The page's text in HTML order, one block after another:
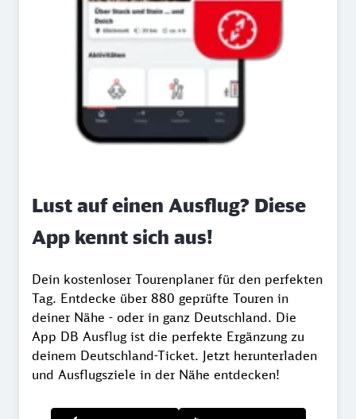
Lust auf einen Ausflug? Diese
App kennt sich aus!
Dein kostenloser Tourenplaner für den perfekten
Tag. Entdecke über 880 geprüfte Touren in
deiner Nähe - oder in ganz Deutschland. Die
App DB Ausflug ist die perfekte Ergänzung zu
deinem Deutschland-Ticket. Jetzt herunterladen
und Ausflugsziele in der Nähe entdecken!